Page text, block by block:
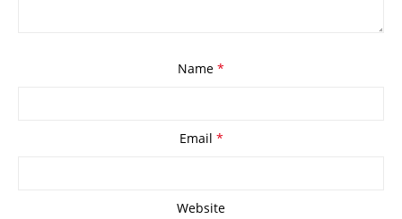
Name *
Email *
Website